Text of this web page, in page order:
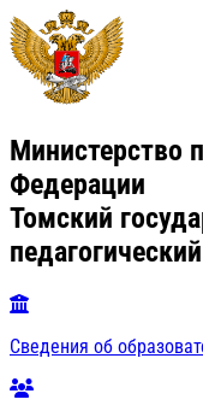
Министерство
Федерации
Томский
Сведения об